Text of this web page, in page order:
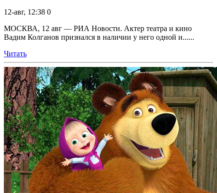
12-авг, 12:38 0
МОСКВА, 12 авг — РИА Новости. Актер театра и кино
Вадим Колганов признался в наличии у него одной и......
Читать